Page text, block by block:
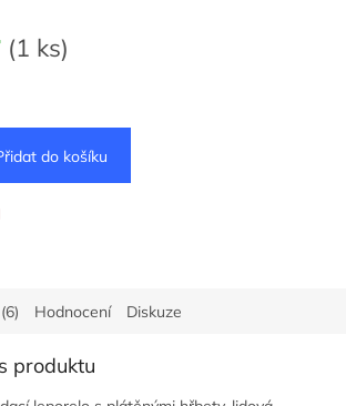
(1 ks)
do košíku
Hodnocení Diskuze
produktu